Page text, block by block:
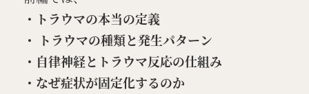
・トラウマの本当の定義
・ トラウマの種類と発生パターン
・自律神経とトラウマ反応の仕組み
・なぜ症状が固定化するのか